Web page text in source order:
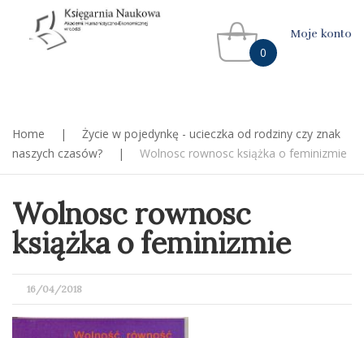
0
Moje konto
Home |
Życie w pojedynkę - ucieczka od rodziny czy znak
naszych czasów?
| Wolnosc rownosc książka o feminizmie
Wolnosc rownosc
książka o feminizmie
POSTED
ON
16/04/2018